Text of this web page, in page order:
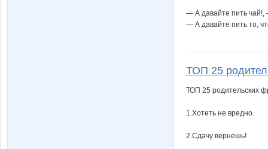
— А давайте пить чай!,
— А давайте пить то,
ТОП 25
ТОП 25 родительских
1.Хотеть не вредно.
2.Сдачу вернешь!